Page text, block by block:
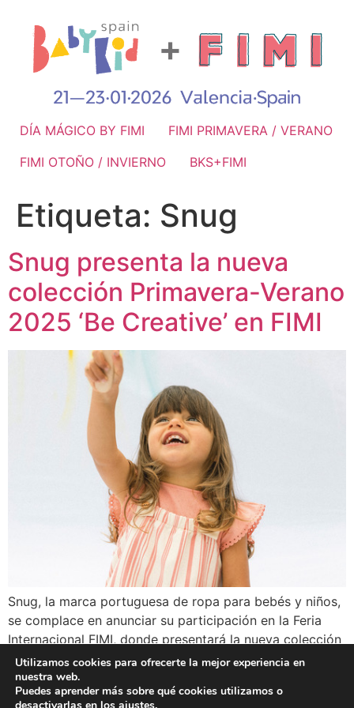
DÍA MÁGICO BY FIMI
FIMI PRIMAVERA / VERANO
FIMI OTOÑO / INVIERNO
BKS+FIMI
Etiqueta: Snug
Snug presenta la nueva
colección Primavera-Verano
2025 ‘Be Creative’ en FIMI
Snug, la marca portuguesa de ropa para bebés y niños,
se complace en anunciar su participación en la Feria
Internacional FIMI, donde presentará la nueva colección
Primavera-Verano 2025 titulada ‘Be Creative’. Esta
colección es una oda a la creatividad y a la exploración
libre e ingenua de los niños pequeños, reflejando la
Utilizamos cookies para ofrecerte la mejor experiencia en
nuestra web.
Puedes aprender más sobre qué cookies utilizamos o